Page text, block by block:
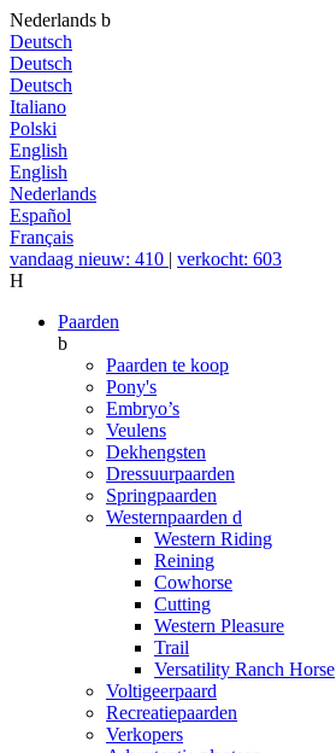
Nederlands b
Deutsch
Deutsch
Deutsch
Italiano
Polski
English
English
Nederlands
Español
Français
vandaag nieuw: 410 | verkocht: 603
H
Paarden
b
Paarden te koop
Pony's
Embryo’s
Veulens
Dekhengsten
Dressuurpaarden
Springpaarden
Westernpaarden d
Western Riding
Reining
Cowhorse
Cutting
Western Pleasure
Trail
Versatility Ranch Horse
Voltigeerpaard
Recreatiepaarden
Verkopers